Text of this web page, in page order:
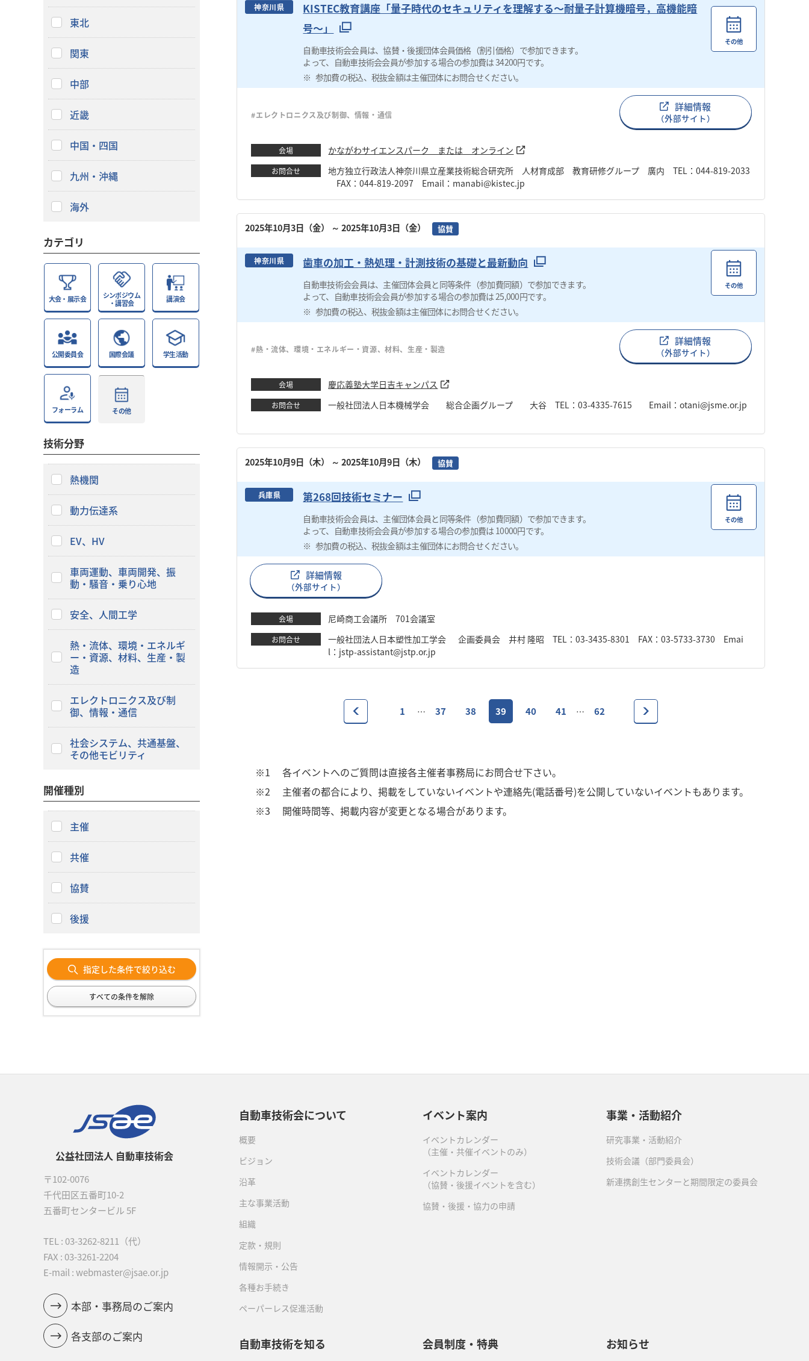
神奈川県
KISTEC教育講座「量子時代のセキュリティを理解する〜耐量子計算機暗号，高機能暗
号〜」
自動車技術会会員は、協賛・後援団体会員価格（割引価格）で参加できます。
よって、自動車技術会会員が参加する場合の参加費は 34200円です。
参加費の税込、税抜金額は主催団体にお問合せください。
その他
#エレクトロニクス及び制御、情報・通信
詳細情報
（外部サイト）
会場 かながわサイエンスパーク または オンライン
お問合せ
地方独立行政法人神奈川県立産業技術総合研究所 人材育成部 教育研修グループ 廣内 TEL：044-819-2033
FAX：044-819-2097 Email：manabi@kistec.jp
2025年10月3日（金） ～ 2025年10月3日（金） 協賛
神奈川県 歯車の加工・熱処理・計測技術の基礎と最新動向
自動車技術会会員は、主催団体会員と同等条件（参加費同額）で参加できます。
よって、自動車技術会会員が参加する場合の参加費は 25,000円です。
参加費の税込、税抜金額は主催団体にお問合せください。
その他
#熱・流体、環境・エネルギー・資源、材料、生産・製造
詳細情報
（外部サイト）
会場 慶応義塾大学日吉キャンパス
お問合せ 一般社団法人日本機械学会 総合企画グループ 大谷 TEL：03-4335-7615 Email：otani@jsme.or.jp
2025年10月9日（木） ～ 2025年10月9日（木） 協賛
兵庫県 第268回技術セミナー
自動車技術会会員は、主催団体会員と同等条件（参加費同額）で参加できます。
よって、自動車技術会会員が参加する場合の参加費は 10000円です。
参加費の税込、税抜金額は主催団体にお問合せください。
その他
詳細情報
（外部サイト）
会場 尼崎商工会議所 701会議室
お問合せ
一般社団法人日本塑性加工学会 企画委員会 井村 隆昭 TEL：03-3435-8301 FAX：03-5733-3730 Emai
l：jstp-assistant@jstp.or.jp
1 … 37 38 39 40 41 … 62
※1
各イベントへのご質問は直接各主催者事務局にお問合せ下さい。
※2
主催者の都合により、掲載をしていないイベントや連絡先(電話番号)を公開していないイベントもあります。
※3
開催時間等、掲載内容が変更となる場合があります。
東北
関東
中部
近畿
中国・四国
九州・沖縄
海外
カテゴリ
大会・展示会
シンポジウム
・講習会
講演会
公開委員会 国際会議 学生活動
フォーラム その他
技術分野
熱機関
動力伝達系
EV、HV
車両運動、車両開発、振
動・騒音・乗り心地
安全、人間工学
熱・流体、環境・エネルギ
ー・資源、材料、生産・製
造
エレクトロニクス及び制
御、情報・通信
社会システム、共通基盤、
その他モビリティ
開催種別
主催
共催
協賛
後援
指定した条件で絞り込む
すべての条件を解除
公益社団法人 自動車技術会
〒102-0076
千代田区五番町10-2
五番町センタービル 5F
TEL : 03-3262-8211
（代）
FAX : 03-3261-2204
E-mail : webmaster@jsae.or.jp
本部・事務局のご案内
各支部のご案内
自動車技術会について
概要
ビジョン
沿革
主な事業活動
組織
定款・規則
情報開示・公告
各種お手続き
ペーパーレス促進活動
イベント案内
イベントカレンダー
（主催・共催イベントのみ）
イベントカレンダー
（協賛・後援イベントを含む）
協賛・後援・協力の申請
事業・活動紹介
研究事業・活動紹介
技術会議（部門委員会）
新連携創生センターと期間限定の委員会
自動車技術を知る 会員制度・特典 お知らせ